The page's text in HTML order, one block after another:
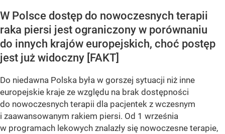
W Polsce dostęp do nowoczesnych terapii
raka piersi jest ograniczony w porównaniu
do innych krajów europejskich, choć postęp
jest już widoczny [FAKT]
Do niedawna Polska była w gorszej sytuacji niż inne
europejskie kraje ze względu na brak dostępności
do nowoczesnych terapii dla pacjentek z wczesnym
i zaawansowanym rakiem piersi. Od 1 września
w programach lekowych znalazły się nowoczesne terapie,